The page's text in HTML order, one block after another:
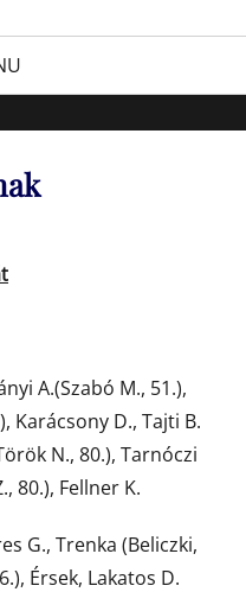
Hatvan
sportért!
A.(Szabó M., 51.),
Karácsony D., Tajti B.
N., 80.), Tarnóczi
80.), Fellner K.
G., Trenka (Beliczki,
Érsek, Lakatos D.